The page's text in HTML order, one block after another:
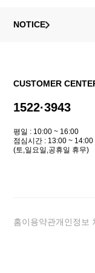
NOTICE
CUSTOMER
1522·3943
평일 : 10:00 ~ 16:00
점심시간 : 13:00 ~ 14:00
(토,일요일,공휴일 휴무)
홈이용약관개인정보